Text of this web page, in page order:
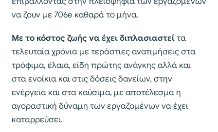
να ζουν με 706e καθαρά το μήνα.
Με το κόστος ζωής να έχει διπλασιαστείτα
τελευταία χρόνια με τεράστιες ανατιμήσεις στα
τρόφιμα, έλαια, είδη πρώτης ανάγκης αλλά και
στα ενοίκια και στις δόσεις δανείων, στην
ενέργεια και στα καύσιμα, με αποτέλεσμα η
αγοραστική δύναμη των εργαζομένων να έχει
καταρρεύσει.